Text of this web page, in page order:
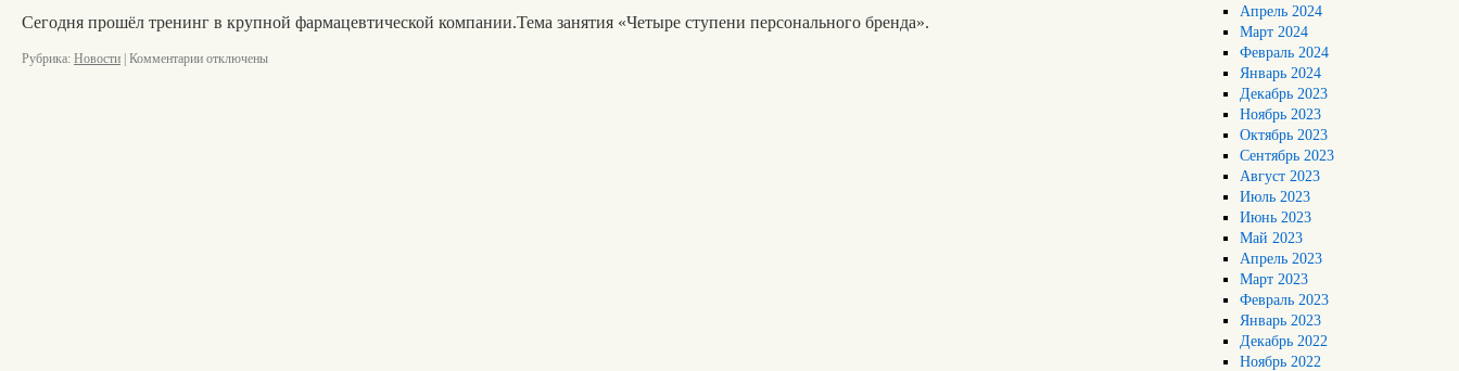
Сегодня прошёл тренинг в крупной фармацевтической компании.Тема занятия «Четыре ступени персонального бренда».
Рубрика: Новости Комментарии отключены
Апрель 2024
Март 2024
Февраль 2024
Январь 2024
Декабрь 2023
Ноябрь 2023
Октябрь 2023
Сентябрь 2023
Август 2023
Июль 2023
Июнь 2023
Май 2023
Апрель 2023
Март 2023
Февраль 2023
Январь 2023
Декабрь 2022
Ноябрь 2022